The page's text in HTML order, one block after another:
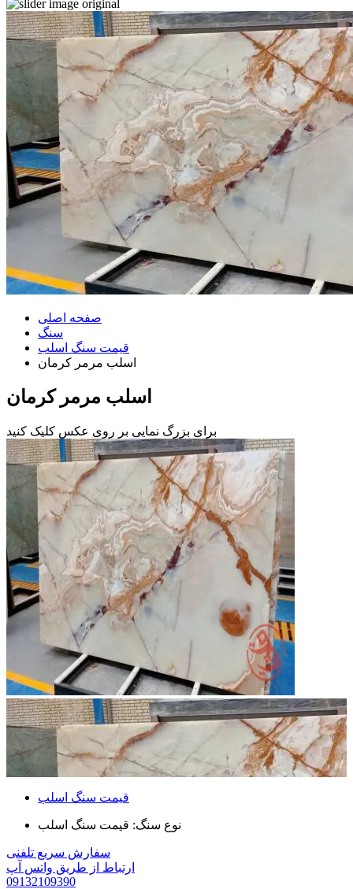
صفحه اصلی
سنگ
قیمت سنگ اسلب
اسلب مرمر کرمان
اسلب مرمر کرمان
برای بزرگ نمایی بر روی عکس کلیک کنید
قیمت سنگ اسلب
نوع سنگ: قیمت سنگ اسلب
سفارش سریع تلفنی
ارتباط از طریق واتس آپ
09132109390